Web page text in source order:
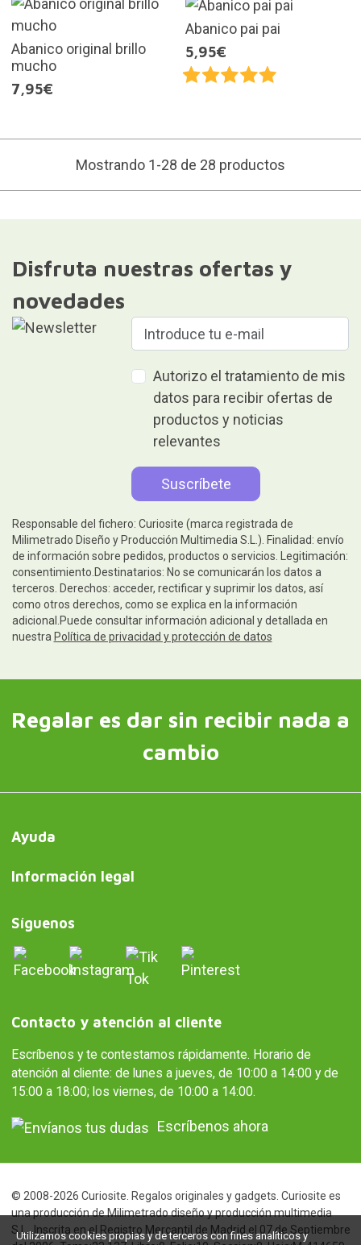
Abanico original brillo
mucho
7,95€
Abanico pai pai
5,95€
Mostrando 1-28 de 28 productos
Disfruta nuestras ofertas y
novedades
Autorizo el tratamiento de mis
datos para recibir ofertas de
productos y noticias
relevantes
Responsable del fichero: Curiosite (marca registrada de
Milimetrado Diseño y Producción Multimedia S.L.). Finalidad: envío
de información sobre pedidos, productos o servicios. Legitimación:
consentimiento.Destinatarios: No se comunicarán los datos a
terceros. Derechos: acceder, rectificar y suprimir los datos, así
como otros derechos, como se explica en la información
adicional.Puede consultar información adicional y detallada en
nuestra Política de privacidad y protección de datos
Regalar es dar sin recibir nada a
cambio
Ayuda
Información legal
Síguenos
Contacto y atención al cliente
Escríbenos y te contestamos rápidamente. Horario de
atención al cliente: de lunes a jueves, de 10:00 a 14:00 y de
15:00 a 18:00; los viernes, de 10:00 a 14:00.
Escríbenos ahora
© 2008-2026 Curiosite. Regalos originales y gadgets. Curiosite es
una producción de Milimetrado diseño y producción multimedia
S.L.. Inscrita en el Registro Mercantil de Madrid el 07 de Septiembre
Utilizamos cookies propias y de terceros con fines analíticos y